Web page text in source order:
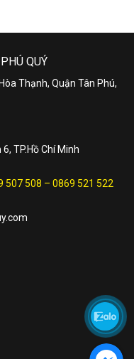
QUÝ
Thạnh, Quận Tân Phú,
TP.Hồ Chí Minh
507 508 – 0869 521 522